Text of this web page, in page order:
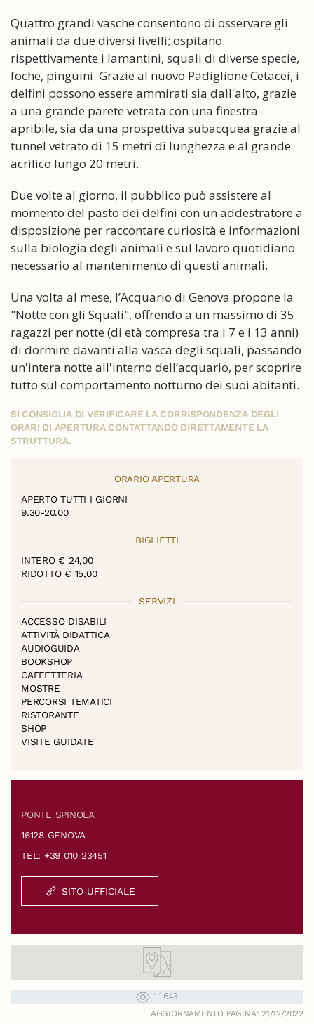
Quattro grandi vasche consentono di osservare gli
animali da due diversi livelli; ospitano
rispettivamente i lamantini, squali di diverse specie,
foche, pinguini. Grazie al nuovo Padiglione Cetacei, i
delfini possono essere ammirati sia dall'alto, grazie
a una grande parete vetrata con una finestra
apribile, sia da una prospettiva subacquea grazie al
tunnel vetrato di 15 metri di lunghezza e al grande
acrilico lungo 20 metri.
Due volte al giorno, il pubblico può assistere al
momento del pasto dei delfini con un addestratore a
disposizione per raccontare curiosità e informazioni
sulla biologia degli animali e sul lavoro quotidiano
necessario al mantenimento di questi animali.
Una volta al mese, l’Acquario di Genova propone la
"Notte con gli Squali", offrendo a un massimo di 35
ragazzi per notte (di età compresa tra i 7 e i 13 anni)
di dormire davanti alla vasca degli squali, passando
un'intera notte all'interno dell’acquario, per scoprire
tutto sul comportamento notturno dei suoi abitanti.
SI CONSIGLIA DI VERIFICARE LA CORRISPONDENZA DEGLI
ORARI DI APERTURA CONTATTANDO DIRETTAMENTE LA
STRUTTURA.
ORARIO APERTURA
APERTO TUTTI I GIORNI
9.30-20.00
BIGLIETTI
INTERO € 24,00
RIDOTTO € 15,00
SERVIZI
ACCESSO DISABILI
ATTIVITÀ DIDATTICA
AUDIOGUIDA
BOOKSHOP
CAFFETTERIA
MOSTRE
PERCORSI TEMATICI
RISTORANTE
SHOP
VISITE GUIDATE
PONTE SPINOLA
16128 GENOVA
TEL: +39 010 23451
SITO UFFICIALE
11643
AGGIORNAMENTO PAGINA: 21/12/2022